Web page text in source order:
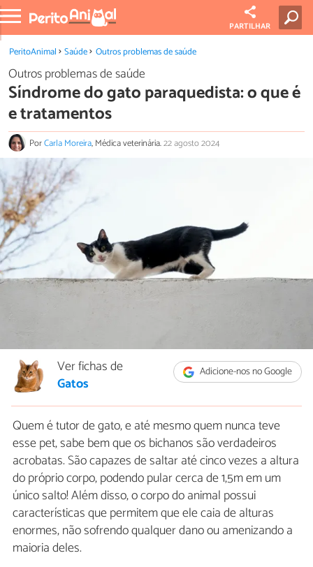
PARTILHAR
PeritoAnimal Saúde Outros problemas de saúde
Outros problemas de saúde
Síndrome do gato paraquedista: o que é
e tratamentos
PorCarla Moreira, Médica veterinária.22 agosto 2024
Adicione-nos no Google
Ver fichas de
Gatos
Quem é tutor de gato, e até mesmo quem nunca teve
esse pet, sabe bem que os bichanos são verdadeiros
acrobatas. São capazes de saltar até cinco vezes a altura
do próprio corpo, podendo pular cerca de 1,5m em um
único salto! Além disso, o corpo do animal possui
características que permitem que ele caia de alturas
enormes, não sofrendo qualquer dano ou amenizando a
maioria deles.